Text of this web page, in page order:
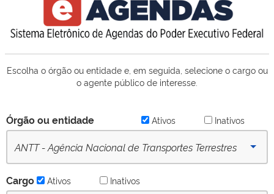
Escolha o órgão ou entidade e, em seguida, selecione o cargo ou
o agente público de interesse.
Órgão ou entidade Ativos Inativos
ANTT - Agência Nacional de Transportes Terrestres
Cargo Ativos Inativos